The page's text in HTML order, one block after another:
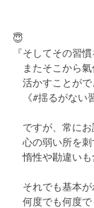
😇
『そしてその習
またそこから氣
活かすことがで
《#揺るがない
ですが、常にお
心の弱い所を刺
惰性や勘違いも
それでも基本が
何度でも何度で